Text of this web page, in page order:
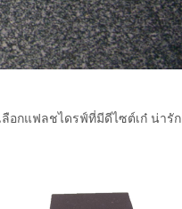
อกแฟลชไดรฟ์ที่มีดีไซต์เก๋ น่ารัก